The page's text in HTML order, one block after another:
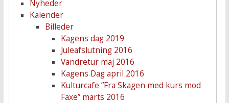
Nyheder
Kalender
Billeder
Kagens dag 2019
Juleafslutning 2016
Vandretur maj 2016
Kagens Dag april 2016
Kulturcafe ”Fra Skagen med kurs mod
Faxe” marts 2016